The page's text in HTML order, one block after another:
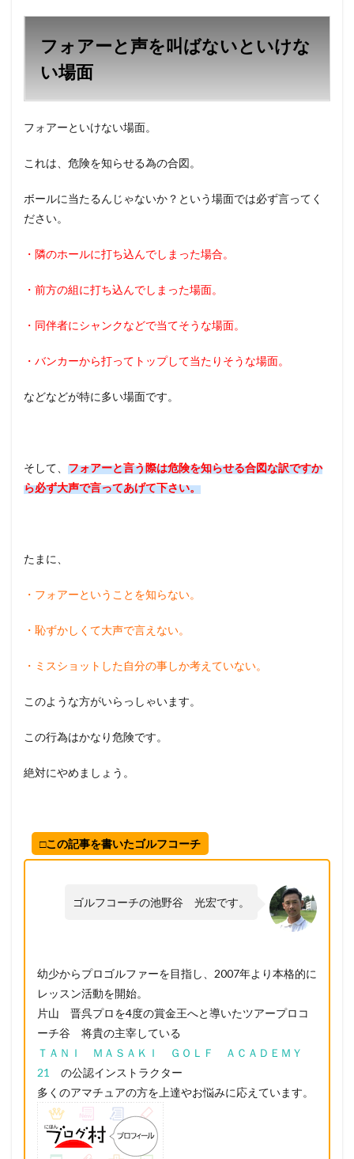
ばな
いと
いけ
フォアーと声を叫ばないといけな
い場面
フォアーといけない場面。
これは、危険を知らせる為の合図。
ボールに当たるんじゃないか？という場面では必ず言ってく
ださい。
・隣のホールに打ち込んでしまった場合。
・前方の組に打ち込んでしまった場面。
・同伴者にシャンクなどで当てそうな場面。
・バンカーから打ってトップして当たりそうな場面。
などなどが特に多い場面です。
そして、 フォアーと言う際は危険を知らせる合図な訳ですか
ら必ず大声で言ってあげて下さい。
たまに、
・フォアーということを知らない。
・恥ずかしくて大声で言えない。
・ミスショットした自分の事しか考えていない。
このような方がいらっしゃいます。
この行為はかなり危険です。
絶対にやめましょう。
□この記事を書いたゴルフコーチ
ゴルフコーチの池野谷 光宏です。
幼少からプロゴルファーを目指し、2007年より本格的に
レッスン活動を開始。
片山 晋呉プロを4度の賞金王へと導いたツアープロコ
ーチ谷 将貴の主宰している
ＴＡＮＩ ＭＡＳＡＫＩ ＧＯＬＦ ＡＣＡＤＥＭＹ
21
の公認インストラクター
多くのアマチュアの方を上達やお悩みに応えています。